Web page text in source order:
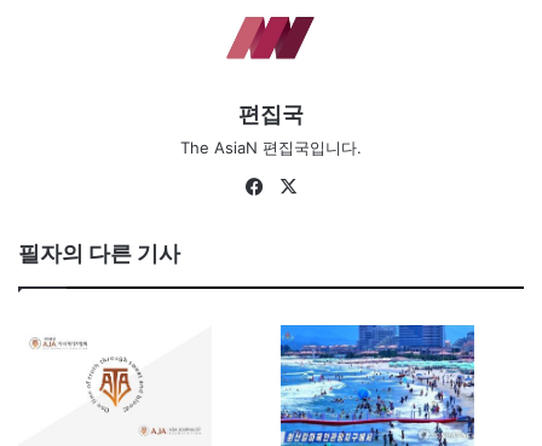
편집국
The AsiaN 편집국입니다.
Fa
필자의 다른 기사